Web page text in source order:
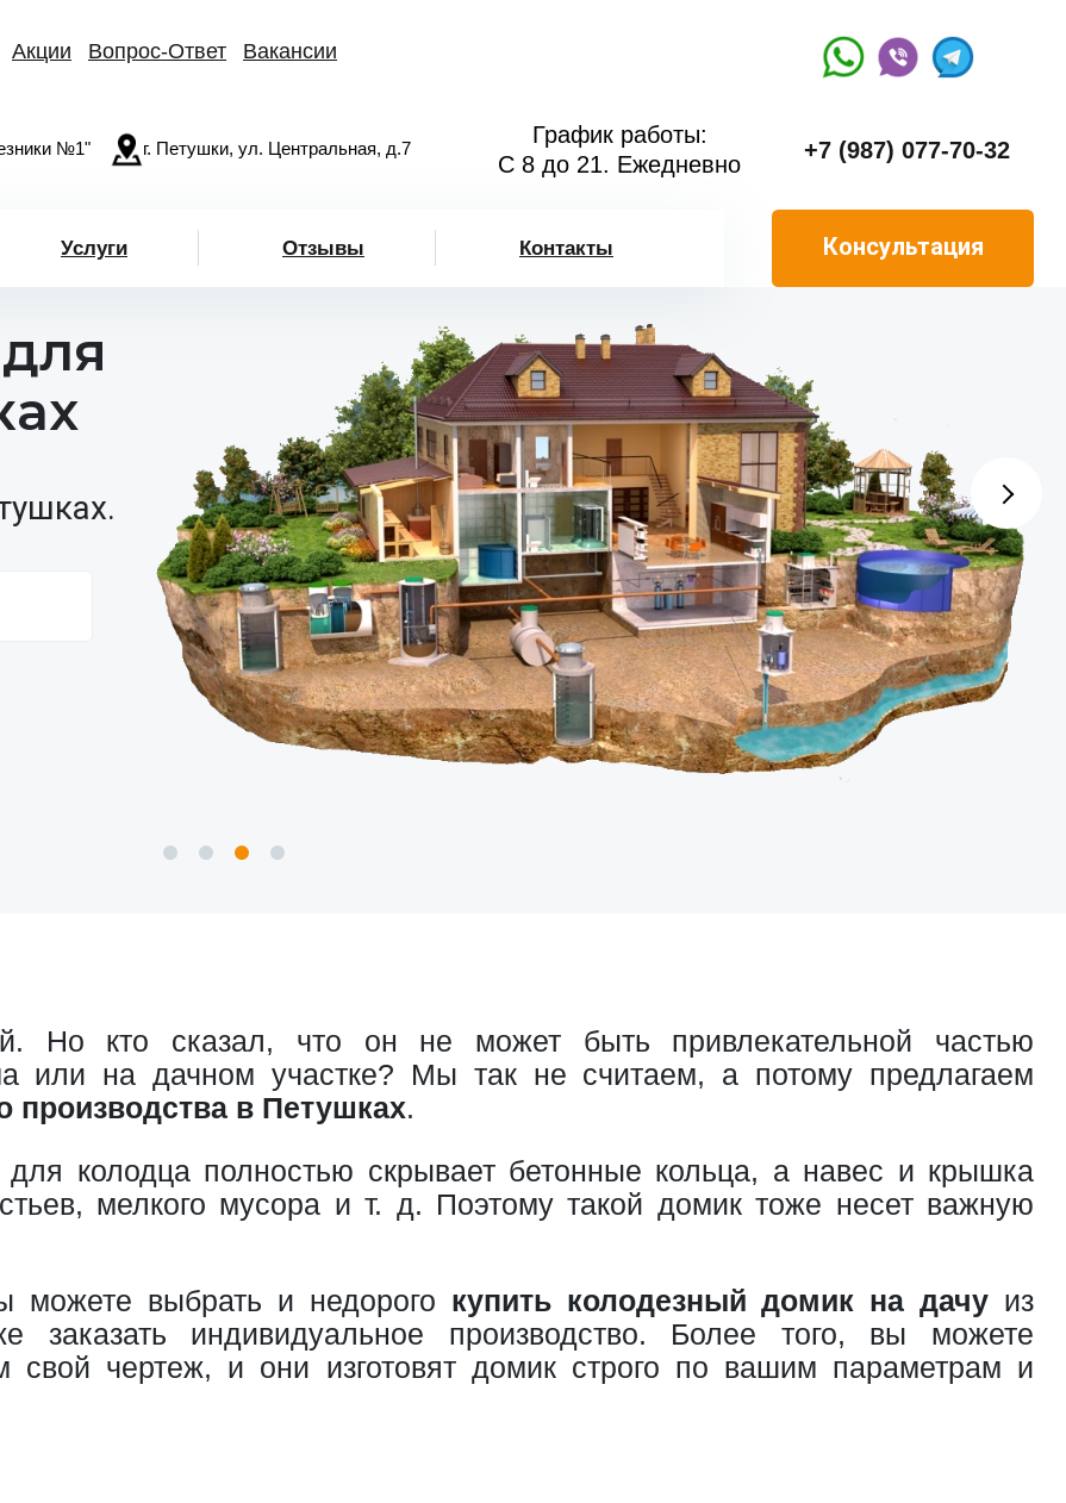
Акции Вопрос-Ответ Вакансии
№1" г. Петушки, ул. Центральная, д.7
График работы:
С 8 до 21. Ежедневно
+7 (987) 077-70-32
Услуги Отзывы Контакты Консультация
Но кто сказал, что он не может быть привлекательной частью
или на дачном участке? Мы так не считаем, а потому предлагаем
производства в Петушках.
колодца полностью скрывает бетонные кольца, а навес и крышка
мелкого мусора и т. д. Поэтому такой домик тоже несет важную
выбрать и недорого купить колодезный домик на дачу из
заказать индивидуальное производство. Более того, вы можете
свой чертеж, и они изготовят домик строго по вашим параметрам и